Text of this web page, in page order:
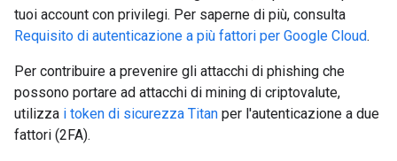
tuoi account con privilegi. Per saperne di più, consulta
Requisito di autenticazione a più fattori per Google Cloud.
Per contribuire a prevenire gli attacchi di phishing che
possono portare ad attacchi di mining di criptovalute,
utilizza i token di sicurezza Titan per l'autenticazione a due
fattori (2FA).